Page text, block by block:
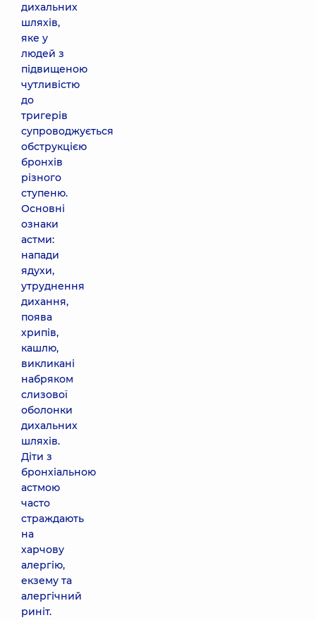
дихальних
шляхів,
яке у
людей з
підвищеною
чутливістю
до
тригерів
супроводжується
обструкцією
бронхів
різного
ступеню.
Основні
ознаки
астми:
напади
ядухи,
утруднення
дихання,
поява
хрипів,
кашлю,
викликані
набряком
слизової
оболонки
дихальних
шляхів.
Діти з
бронхіальною
астмою
часто
страждають
на
харчову
алергію,
екзему та
алергічний
риніт.